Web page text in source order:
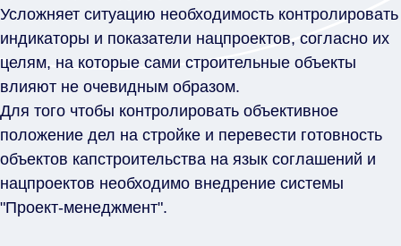
Усложняет ситуацию необходимость контролировать
индикаторы и показатели нацпроектов, согласно их
целям, на которые сами строительные объекты
влияют не очевидным образом.
Для того чтобы контролировать объективное
положение дел на стройке и перевести готовность
объектов капстроительства на язык соглашений и
нацпроектов необходимо внедрение системы
"Проект-менеджмент".